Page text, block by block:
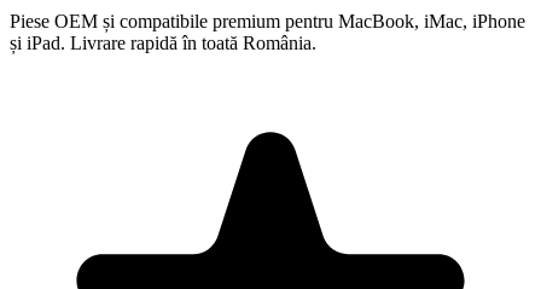
Piese OEM și compatibile premium pentru MacBook, iMac, iPhone
și iPad. Livrare rapidă în toată România.